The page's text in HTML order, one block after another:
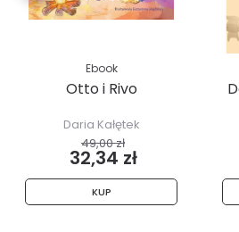
Ebook
Otto i Rivo
Daria Kałętek
49,00 zł
32,34 zł
KUP